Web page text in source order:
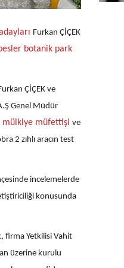
Furkan ÇİÇEK
botanik park
ÇİÇEK ve
Genel Müdür
mülkiye müfettişi ve
2 zıhlı aracın test
incelemelerde
konusunda
firma Yetkilisi Vahit
üzerine kurulu